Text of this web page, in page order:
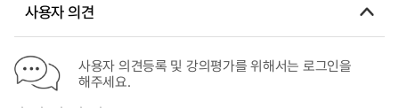
사용자 의견
사용자 의견등록 및 강의평가를 위해서는 로그인을
해주세요.